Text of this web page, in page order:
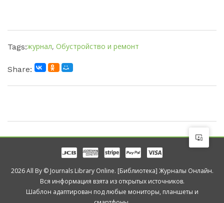
Tags:журнал, Обустройство и ремонт
Share:
2026 All By © Journals Library Online. [Библиотека] Журналы Онлайн.
Вся информация взята из открытых источников.
Шаблон адаптирован под любые мониторы, планшеты и